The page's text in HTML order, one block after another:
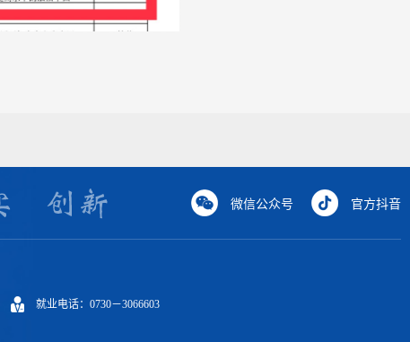
微信公众号 官方抖音
就业电话：0730－3066603